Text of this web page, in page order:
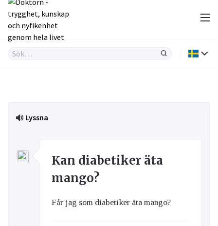
Lyssna
Kan diabetiker äta
mango?
Får jag som diabetiker äta mango?